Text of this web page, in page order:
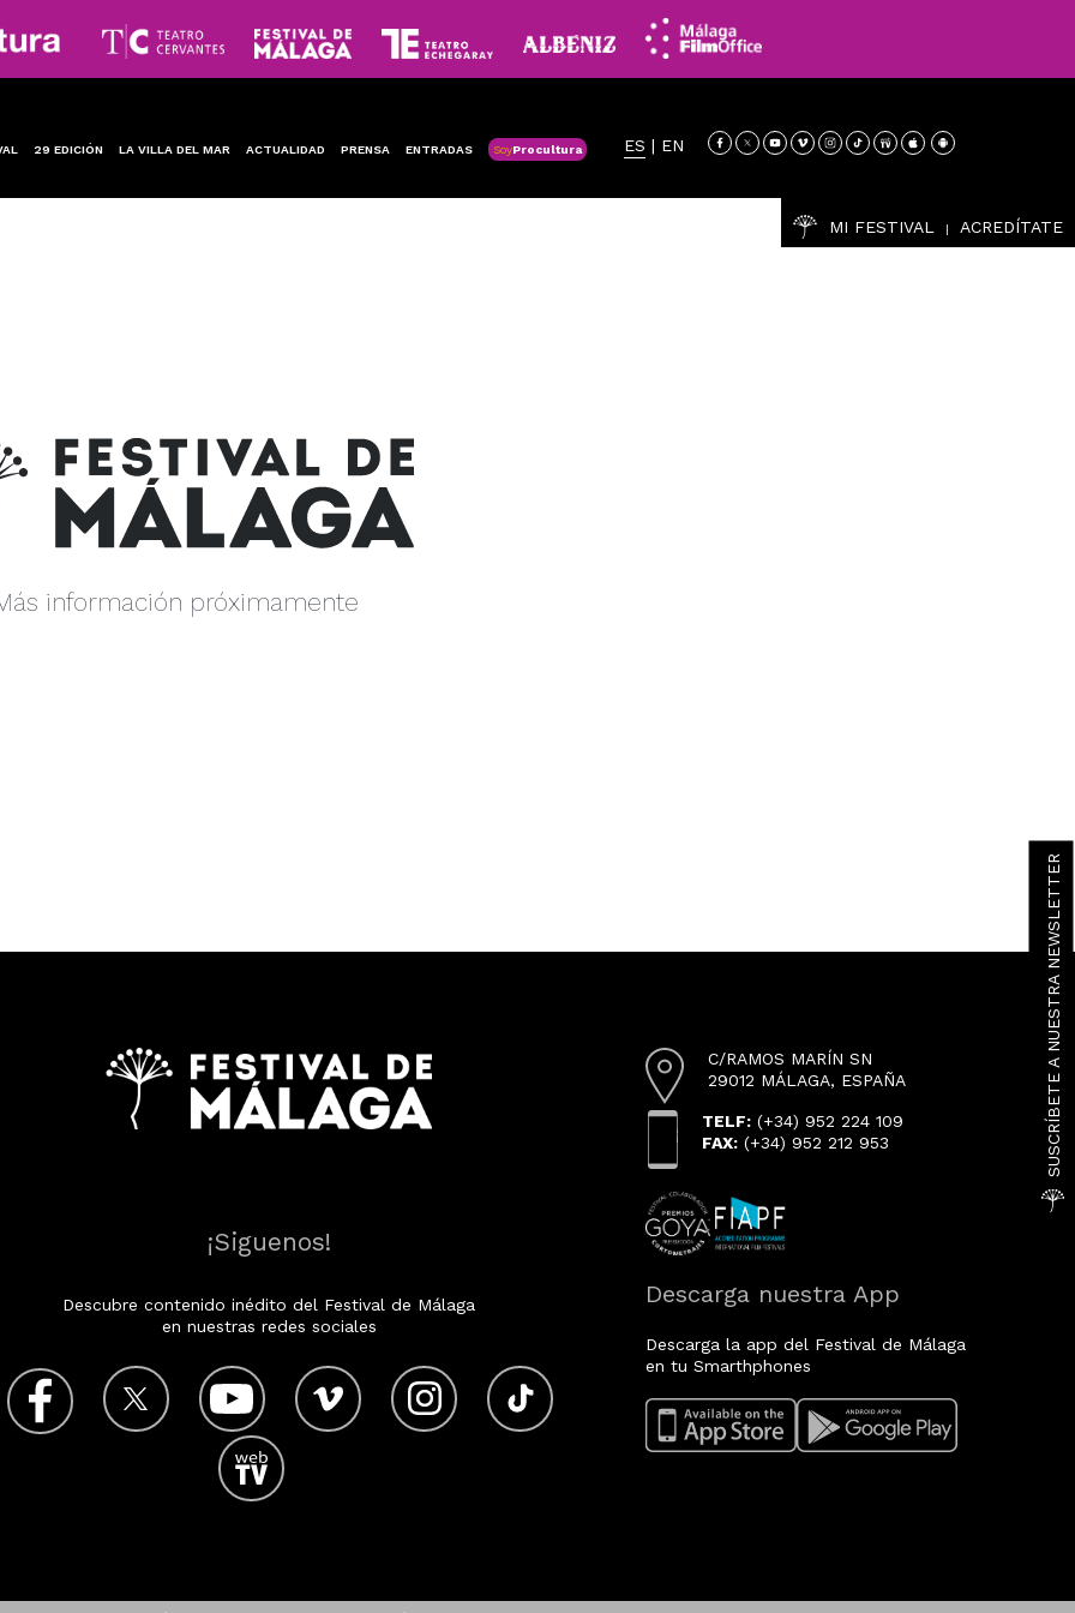
SUSCRÍBETE A NUESTRA NEWSLETTER
ES | EN
29 EDICIÓN LA VILLA DEL MAR ACTUALIDAD PRENSA ENTRADAS SoyProcultura
MI FESTIVAL | ACREDÍTATE
información próximamente
¡Siguenos!
Descubre contenido inédito del Festival de Málaga
en nuestras redes sociales
C/RAMOS MARÍN SN
29012 MÁLAGA, ESPAÑA
TELF:(+34) 952 224 109
FAX:(+34) 952 212 953
Descarga nuestra App
Descarga la app del Festival de Málaga
en tu Smarthphones